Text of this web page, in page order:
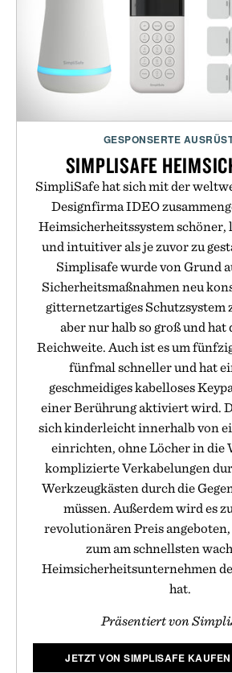
GESPONSERTE
SIMPLISAFE
SimpliSafe hat sich mit der
Designfirma IDEO
Heimsicherheitssystem schöner,
und intuitiver als je zuvor zu
Simplisafe wurde von Grund
Sicherheitsmaßnahmen neu
gitternetzartiges Schutzsystem
aber nur halb so groß und hat
Reichweite. Auch ist es um
fünfmal schneller und hat
geschmeidiges kabelloses
einer Berührung aktiviert wird.
sich kinderleicht innerhalb von
einrichten, ohne Löcher in die
komplizierte Verkabelungen
Werkzeugkästen durch die
müssen. Außerdem wird es
revolutionären Preis
zum am schnellsten
Heimsicherheitsunternehmen
hat.
Präsentiert von
JETZT VON SIMPLISAFE KAUFEN